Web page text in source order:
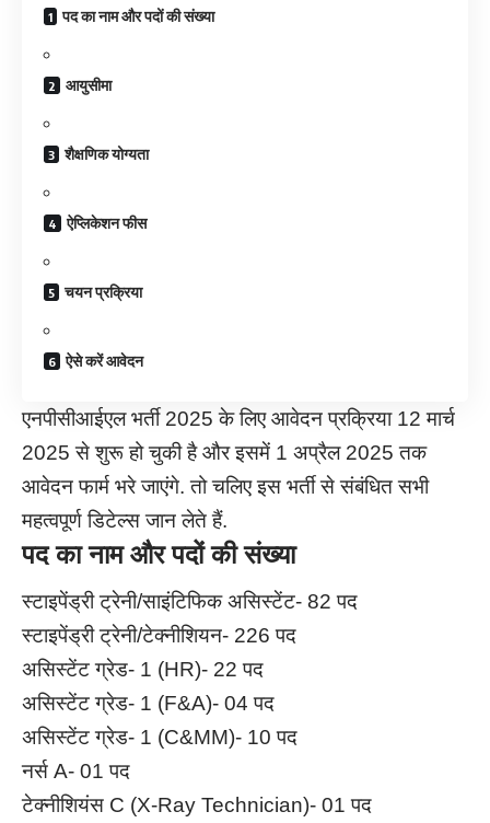
पद का नाम और पदों की संख्या
आयुसीमा
शैक्षणिक योग्यता
ऐप्लिकेशन फीस
चयन प्रक्रिया
ऐसे करें आवेदन
एनपीसीआईएल भर्ती 2025 के लिए आवेदन प्रक्रिया 12 मार्च
2025 से शुरू हो चुकी है और इसमें 1 अप्रैल 2025 तक
आवेदन फार्म भरे जाएंगे. तो चलिए इस भर्ती से संबंधित सभी
महत्वपूर्ण डिटेल्स जान लेते हैं.
पद का नाम और पदों की संख्या
स्टाइपेंड्री ट्रेनी/साइंटिफिक असिस्टेंट- 82 पद
स्टाइपेंड्री ट्रेनी/टेक्नीशियन- 226 पद
असिस्टेंट ग्रेड- 1 (HR)- 22 पद
असिस्टेंट ग्रेड- 1 (F&A)- 04 पद
असिस्टेंट ग्रेड- 1 (C&MM)- 10 पद
नर्स A- 01 पद
टेक्नीशियंस C (X-Ray Technician)- 01 पद